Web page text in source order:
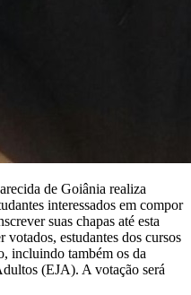
de Goiânia realiza
interessados em compor
suas chapas até esta
votados, estudantes dos cursos
incluindo também os da
(EJA). A votação será